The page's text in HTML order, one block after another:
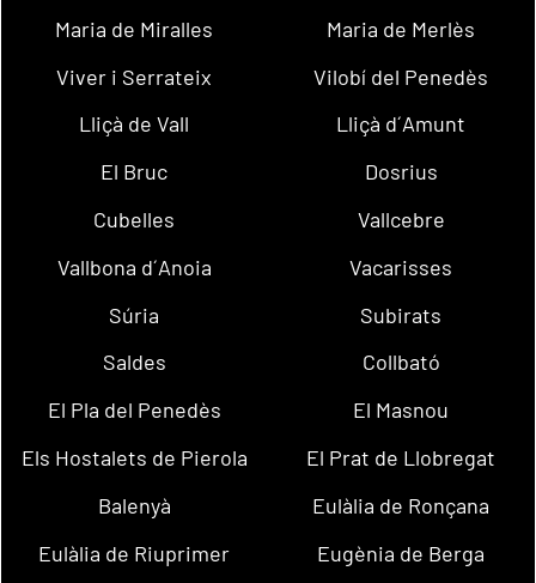
Maria de Miralles
Maria de Merlès
Viver i Serrateix
Vilobí del Penedès
Lliçà de Vall
Lliçà d´Amunt
El Bruc
Dosrius
Cubelles
Vallcebre
Vallbona d´Anoia
Vacarisses
Súria
Subirats
Saldes
Collbató
El Pla del Penedès
El Masnou
Els Hostalets de Pierola
El Prat de Llobregat
Balenyà
Eulàlia de Ronçana
Eulàlia de Riuprimer
Eugènia de Berga